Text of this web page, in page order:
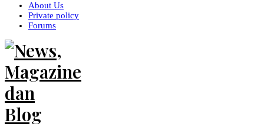
About Us
Private policy
Forums